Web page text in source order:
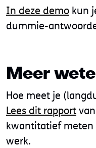
In deze demo kun
dummie-
Meer
Hoe meet je
Lees dit rapport
kwantitatief meten
werk.